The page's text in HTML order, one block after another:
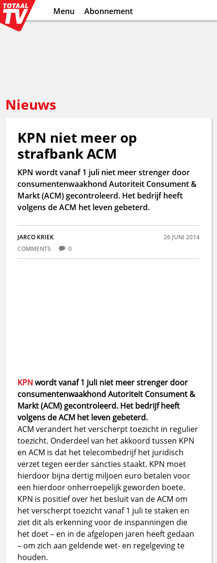
Menu Abonnement
Nieuws
KPN niet meer op
strafbank ACM
KPN wordt vanaf 1 juli niet meer strenger door
consumentenwaakhond Autoriteit Consument &
Markt (ACM) gecontroleerd. Het bedrijf heeft
volgens de ACM het leven gebeterd.
JARCO KRIEK
26 JUNI 2014
COMMENTS
0
KPNwordt vanaf 1 juli niet meer strenger door
consumentenwaakhond Autoriteit Consument &
Markt (ACM) gecontroleerd. Het bedrijf heeft
volgens de ACM het leven gebeterd.
ACM verandert het verscherpt toezicht in regulier
toezicht. Onderdeel van het akkoord tussen KPN
en ACM is dat het telecombedrijf het juridisch
verzet tegen eerder sancties staakt. KPN moet
hierdoor bijna dertig miljoen euro betalen voor
een hierdoor onherroepelijk geworden boete.
KPN is positief over het besluit van de ACM om
het verscherpt toezicht vanaf 1 juli te staken en
ziet dit als erkenning voor de inspanningen die
het doet – en in de afgelopen jaren heeft gedaan
– om zich aan geldende wet- en regelgeving te
houden.